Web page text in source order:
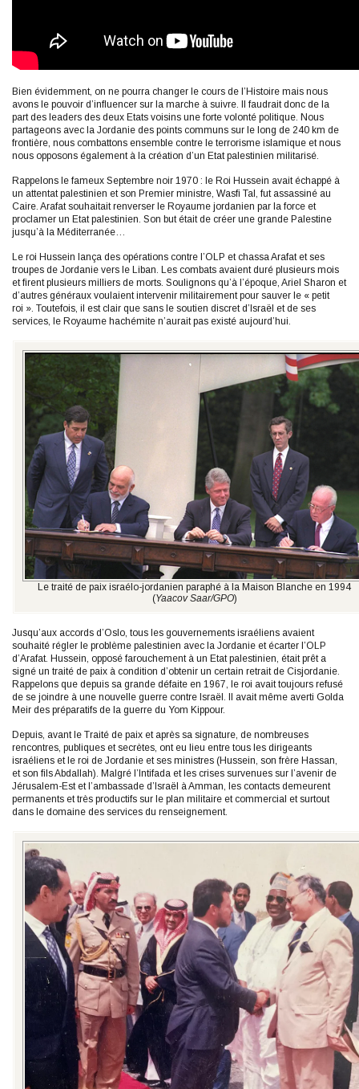
Bien évidemment, on ne pourra changer le cours de l’Histoire mais nous
avons le pouvoir d’influencer sur la marche à suivre. Il faudrait donc de la
part des leaders des deux Etats voisins une forte volonté politique. Nous
partageons avec la Jordanie des points communs sur le long de 240 km de
frontière, nous combattons ensemble contre le terrorisme islamique et nous
nous opposons également à la création d’un Etat palestinien militarisé.
Rappelons le fameux Septembre noir 1970 : le Roi Hussein avait échappé à
un attentat palestinien et son Premier ministre, Wasfi Tal, fut assassiné au
Caire. Arafat souhaitait renverser le Royaume jordanien par la force et
proclamer un Etat palestinien. Son but était de créer une grande Palestine
jusqu’à la Méditerranée…
Le roi Hussein lança des opérations contre l’OLP et chassa Arafat et ses
troupes de Jordanie vers le Liban. Les combats avaient duré plusieurs mois
et firent plusieurs milliers de morts. Soulignons qu’à l’époque, Ariel Sharon et
d’autres généraux voulaient intervenir militairement pour sauver le « petit
roi ». Toutefois, il est clair que sans le soutien discret d’Israël et de ses
services, le Royaume hachémite n’aurait pas existé aujourd’hui.
Le traité de paix israélo-jordanien paraphé à la Maison Blanche en 1994
(Yaacov Saar/GPO)
Jusqu’aux accords d’Oslo, tous les gouvernements israéliens avaient
souhaité régler le problème palestinien avec la Jordanie et écarter l’OLP
d’Arafat. Hussein, opposé farouchement à un Etat palestinien, était prêt a
signé un traité de paix à condition d’obtenir un certain retrait de Cisjordanie.
Rappelons que depuis sa grande défaite en 1967, le roi avait toujours refusé
de se joindre à une nouvelle guerre contre Israël. Il avait même averti Golda
Meir des préparatifs de la guerre du Yom Kippour.
Depuis, avant le Traité de paix et après sa signature, de nombreuses
rencontres, publiques et secrètes, ont eu lieu entre tous les dirigeants
israéliens et le roi de Jordanie et ses ministres (Hussein, son frère Hassan,
et son fils Abdallah). Malgré l’Intifada et les crises survenues sur l’avenir de
Jérusalem-Est et l’ambassade d’Israël à Amman, les contacts demeurent
permanents et très productifs sur le plan militaire et commercial et surtout
dans le domaine des services du renseignement.